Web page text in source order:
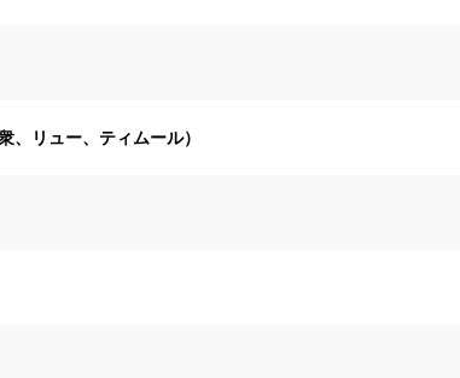
、リュー、ティムール）